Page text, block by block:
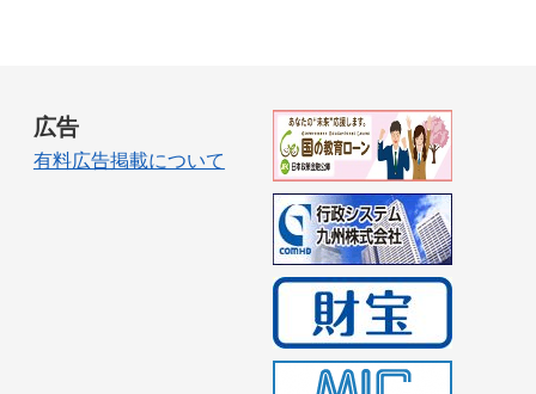
広告
有料広告掲載について